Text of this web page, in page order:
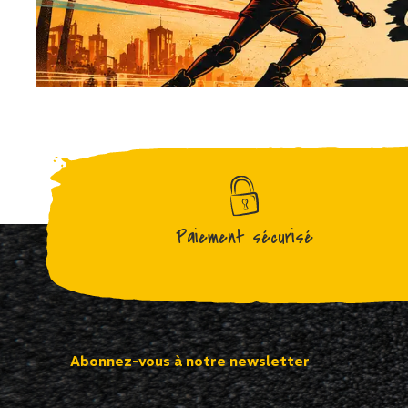
Paiement sécurisé
Abonnez-vous à notre newsletter